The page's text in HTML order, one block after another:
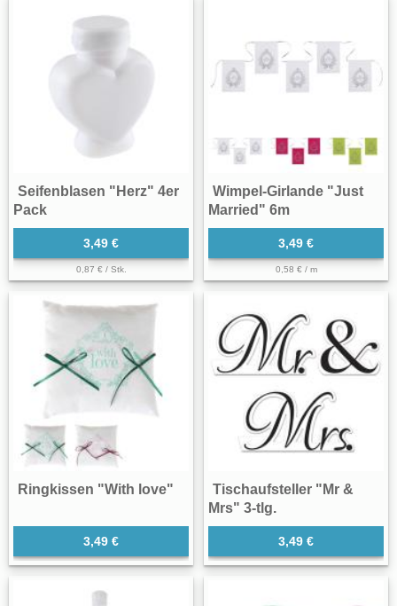
Seifenblasen "Herz" 4er
Pack
3,49 €
0,87 € / Stk.
Wimpel-Girlande "Just
Married" 6m
3,49 €
0,58 € / m
Ringkissen "With love"
3,49 €
Tischaufsteller "Mr &
Mrs" 3-tlg.
3,49 €